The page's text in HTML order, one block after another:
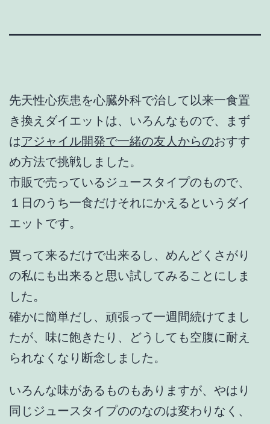
先天性⼼疾患を心臓外科で治して以来一食置
き換えダイエットは、いろんなもので、まず
はアジャイル開発で一緒の友人からのおすす
め方法で挑戦しました。
市販で売っているジュースタイプのもので、
１日のうち一食だけそれにかえるというダイ
エットです。
買って来るだけで出来るし、めんどくさがり
の私にも出来ると思い試してみることにしま
した。
確かに簡単だし、頑張って一週間続けてまし
たが、味に飽きたり、どうしても空腹に耐え
られなくなり断念しました。
いろんな味があるものもありますが、やはり
同じジュースタイプののなのは変わりなく、